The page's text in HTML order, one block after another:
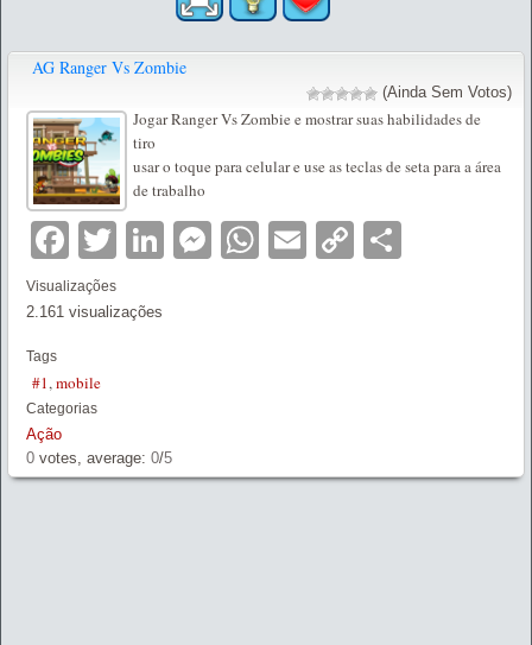
AG Ranger Vs Zombie
(Ainda Sem Votos)
Jogar Ranger Vs Zombie e mostrar suas habilidades de
tiro
usar o toque para celular e use as teclas de seta para a área
de trabalho
Facebook
TwitterLinkedIn
Messenger
WhatsApp
EmailCopy
Visualizações
2.161 visualizações
Tags
#1,mobile
Categorias
Ação
0 votes, average: 0/5